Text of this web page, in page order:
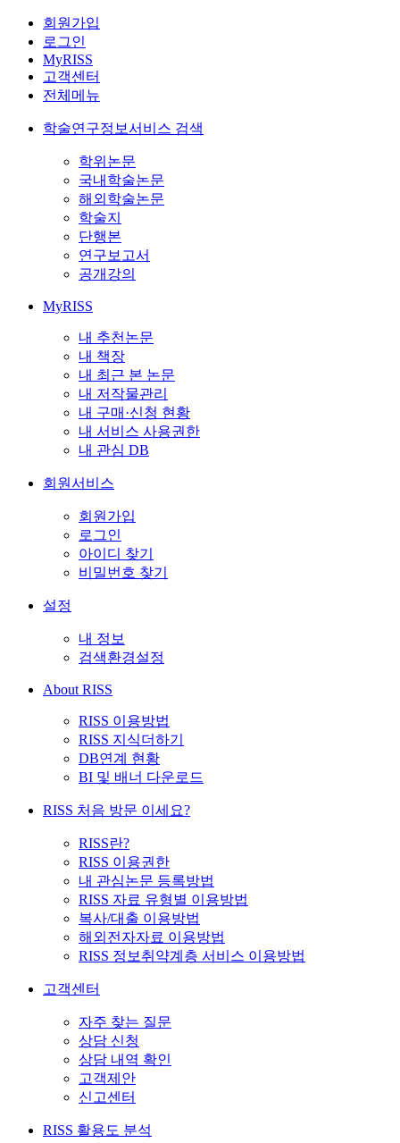
회원가입
로그인
MyRISS
고객센터
전체메뉴
학술연구정보서비스 검색
학위논문
국내학술논문
해외학술논문
학술지
단행본
연구보고서
공개강의
MyRISS
내 추천논문
내 책장
내 최근 본 논문
내 저작물관리
내 구매·신청 현황
내 서비스 사용권한
내 관심 DB
회원서비스
회원가입
로그인
아이디 찾기
비밀번호 찾기
설정
내 정보
검색환경설정
About RISS
RISS 이용방법
RISS 지식더하기
DB연계 현황
BI 및 배너 다운로드
RISS 처음 방문 이세요?
RISS란?
RISS 이용권한
내 관심논문 등록방법
RISS 자료 유형별 이용방법
복사/대출 이용방법
해외전자자료 이용방법
RISS 정보취약계층 서비스 이용방법
고객센터
자주 찾는 질문
상담 신청
상담 내역 확인
고객제안
신고센터
RISS 활용도 분석